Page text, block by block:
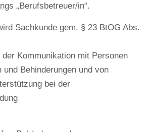
„Berufsbetreuer/in“.
Sachkunde gem. § 23 BtOG Abs.
Kommunikation mit Personen
und Behinderungen und von
bei der